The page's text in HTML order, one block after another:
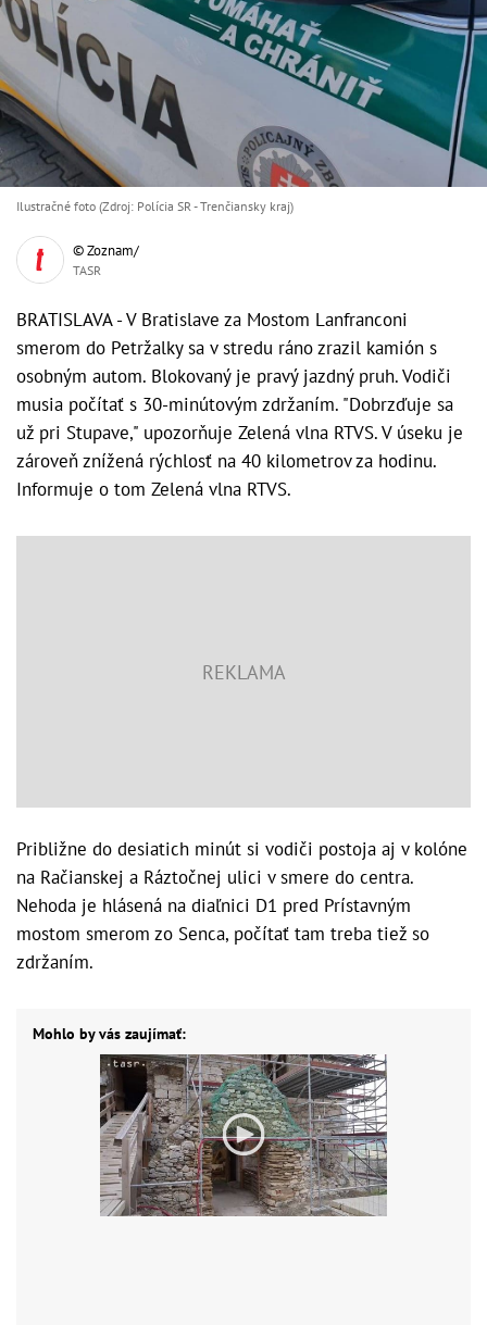
Ilustračné foto (Zdroj: Polícia SR - Trenčiansky kraj)
© Zoznam/
TASR
BRATISLAVA - V Bratislave za Mostom Lanfranconi
smerom do Petržalky sa v stredu ráno zrazil kamión s
osobným autom. Blokovaný je pravý jazdný pruh. Vodiči
musia počítať s 30-minútovým zdržaním. "Dobrzďuje sa
už pri Stupave," upozorňuje Zelená vlna RTVS. V úseku je
zároveň znížená rýchlosť na 40 kilometrov za hodinu.
Informuje o tom Zelená vlna RTVS.
Približne do desiatich minút si vodiči postoja aj v kolóne
na Račianskej a Ráztočnej ulici v smere do centra.
Nehoda je hlásená na diaľnici D1 pred Prístavným
mostom smerom zo Senca, počítať tam treba tiež so
zdržaním.
Mohlo by vás zaujímať: